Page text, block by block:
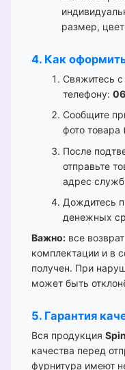
размер,
4. Как
Свяжитесь
телефону:
Сообщите
фото товара
После
отправьте
адрес
Дождитесь
денежных
Важно: все
комплектации и в
получен. При
может быть
5. Гарантия
Вся продукция
качества перед
фурнитура имеют